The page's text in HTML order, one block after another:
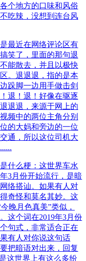
个地方的口味和风俗
吃辣，没想到连台风
最近在网络评论区有
笑了，里面的那句退
能散去，并且以极快
。退退退，指的是本
跺脚一边用手做击剑
退！退！好像在驱逐
退退，来源于网上的
频中的两位主角分别
的大妈和旁边的一位
通，所以这位司机大
什么梗：这世界车水
3月份开始流行，是暗
络搭讪。如果有人对
奇怪和莫名其妙。这
晚月色真美”类似，
这个词在2019年3月份
句式，非常适合正在
有人对你说这句话
把暗语对出来，回复
这世界上有这么多纷